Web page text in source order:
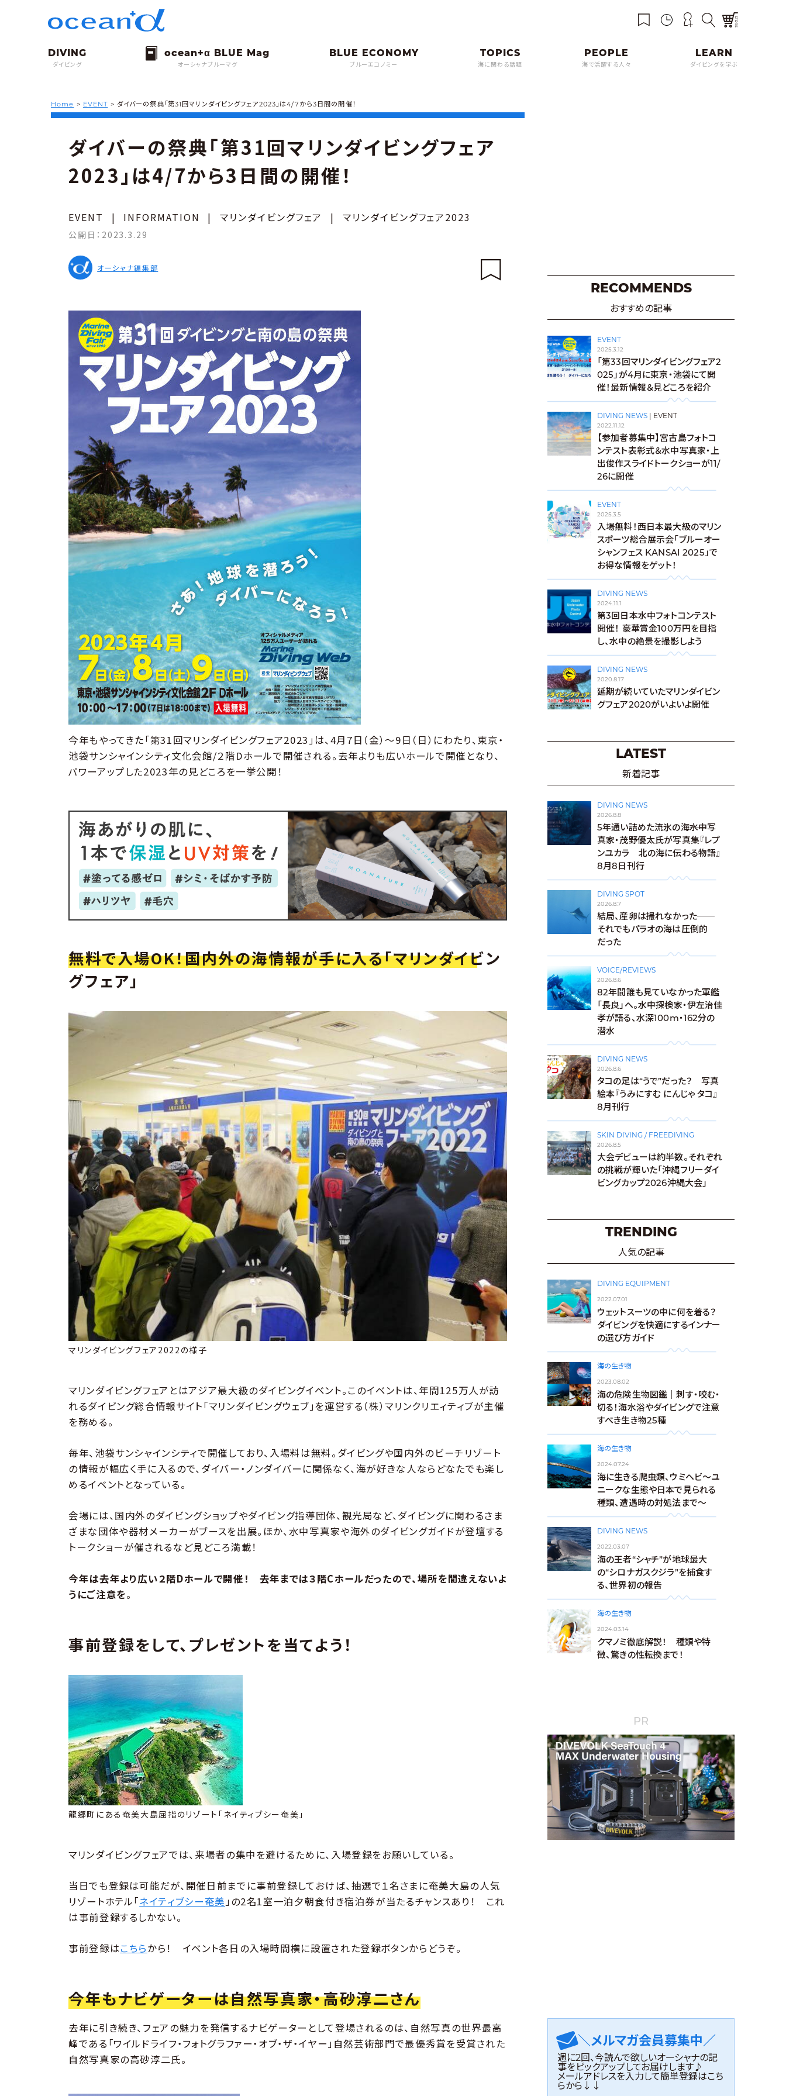
ダイビング オーシャナブルーマグ ブルーエコノミー 海に関わる話題 海で活躍する人々 ダイビングを学ぶ
Home > EVENT > ダイバーの祭典「第31回マリンダイビングフェア2023」は4/7から3日間の開催！
ダイバーの祭典「第31回マリンダイビングフェア
2023」は4/7から3日間の開催！
EVENT | INFORMATION | マリンダイビングフェア | マリンダイビングフェア2023
公開日： 2023.3.29
オーシャナ編集部
今年もやってきた「第31回マリンダイビングフェア2023」は、4月7日（金）〜9日（日）にわたり、東京・
池袋サンシャインシティ文化会館/２階Dホールで開催される。去年よりも広いホールで開催となり、
パワーアップした2023年の見どころを一挙公開！
無料で入場OK！国内外の海情報が手に入る「マリンダイビン
グフェア」
マリンダイビングフェア2022の様子
マリンダイビングフェアとはアジア最大級のダイビングイベント。このイベントは、年間125万人が訪
れるダイビング総合情報サイト「マリンダイビングウェブ」を運営する（株）マリンクリエィティブが主催
を務める。
毎年、池袋サンシャインシティで開催しており、入場料は無料。ダイビングや国内外のビーチリゾート
の情報が幅広く手に入るので、ダイバー・ノンダイバーに関係なく、海が好きな人ならどなたでも楽し
めるイベントとなっている。
会場には、国内外のダイビングショップやダイビング指導団体、観光局など、ダイビングに関わるさま
ざまな団体や器材メーカーがブースを出展。ほか、水中写真家や海外のダイビングガイドが登壇する
トークショーが催されるなど見どころ満載！
今年は去年より広い２階Dホールで開催！ 去年までは３階Cホールだったので、場所を間違えないよ
うにご注意を。
事前登録をして、プレゼントを当てよう！
龍郷町にある奄美大島屈指のリゾート「ネイティブシー奄美」
マリンダイビングフェアでは、来場者の集中を避けるために、入場登録をお願いしている。
当日でも登録は可能だが、開催日前までに事前登録しておけば、抽選で１名さまに奄美大島の人気
リゾートホテル「ネイティブシー奄美」の2名1室一泊夕朝食付き宿泊券が当たるチャンスあり！ これ
は事前登録するしかない。
事前登録はこちらから！ イベント各日の入場時間横に設置された登録ボタンからどうぞ。
今年もナビゲーターは自然写真家・高砂淳二さん
去年に引き続き、フェアの魅力を発信するナビゲーターとして登場されるのは、自然写真の世界最高
峰である「ワイルドライフ・フォトグラファー・オブ・ザ・イヤー」自然芸術部門で最優秀賞を受賞された
自然写真家の高砂淳二氏。
RECOMMENDS
おすすめの記事
EVENT
2025.3.12
「第33回マリンダイビングフェア2
025」が4月に東京・池袋にて開
催！最新情報＆見どころを紹介
DIVING NEWS | EVENT
2022.11.12
【参加者募集中】宮古島フォトコ
ンテスト表彰式＆水中写真家・上
出俊作スライドトークショーが11/
26に開催
EVENT
2025.3.5
入場無料！西日本最大級のマリン
スポーツ総合展示会「ブルーオー
シャンフェス KANSAI 2025」で
お得な情報をゲット！
DIVING NEWS
2024.11.1
第3回日本水中フォトコンテスト
開催！ 豪華賞金100万円を目指
し、水中の絶景を撮影しよう
DIVING NEWS
2020.8.17
延期が続いていたマリンダイビン
グフェア2020がいよいよ開催
LATEST
新着記事
DIVING NEWS
2026.8.8
5年通い詰めた流氷の海――水中写
真家・茂野優太氏が写真集『レプ
ンユカラ 北の海に伝わる物語』
8月8日刊行
DIVING SPOT
2026.8.7
結局、産卵は撮れなかった──
それでもパラオの海は圧倒的
だった
VOICE/REVIEWS
2026.8.6
82年間誰も見ていなかった軍艦
「長良」へ。水中探検家・伊左治佳
孝が語る、水深100m・162分の
潜水
DIVING NEWS
2026.8.6
タコの足は“うで”だった？ 写真
絵本『うみにすむ にんじゃ タコ』
8月刊行
SKIN DIVING / FREEDIVING
2026.8.5
大会デビューは約半数。それぞれ
の挑戦が輝いた「沖縄フリーダイ
ビングカップ2026沖縄大会」
TRENDING
人気の記事
DIVING EQUIPMENT
2022.07.01
ウェットスーツの中に何を着る？
ダイビングを快適にするインナー
の選び方ガイド
海の生き物
2023.08.02
海の危険生物図鑑｜刺す・咬む・
切る！海水浴やダイビングで注意
すべき生き物25種
海の生き物
2024.07.24
海に生きる爬虫類、ウミヘビ～ユ
ニークな生態や日本で見られる
種類、遭遇時の対処法まで～
DIVING NEWS
2022.03.07
海の王者“シャチ”が地球最大
の“シロナガスクジラ”を捕食す
る、世界初の報告
海の生き物
2024.03.14
クマノミ徹底解説！ 種類や特
徴、驚きの性転換まで！
PR
＼メルマガ会員募集中／
週に2回、今読んで欲しいオーシャナの記
事をピックアップしてお届けします♪
メールアドレスを入力して簡単登録はこち
らから↓↓